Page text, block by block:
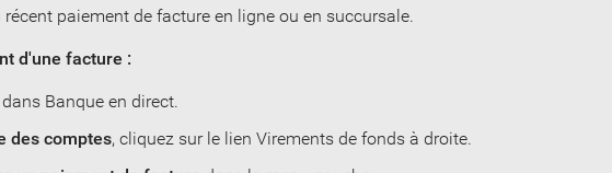
paiement de facture en ligne ou en succursale.
d'une facture :
Banque en direct.
des comptes, cliquez sur le lien Virements de fonds à droite.